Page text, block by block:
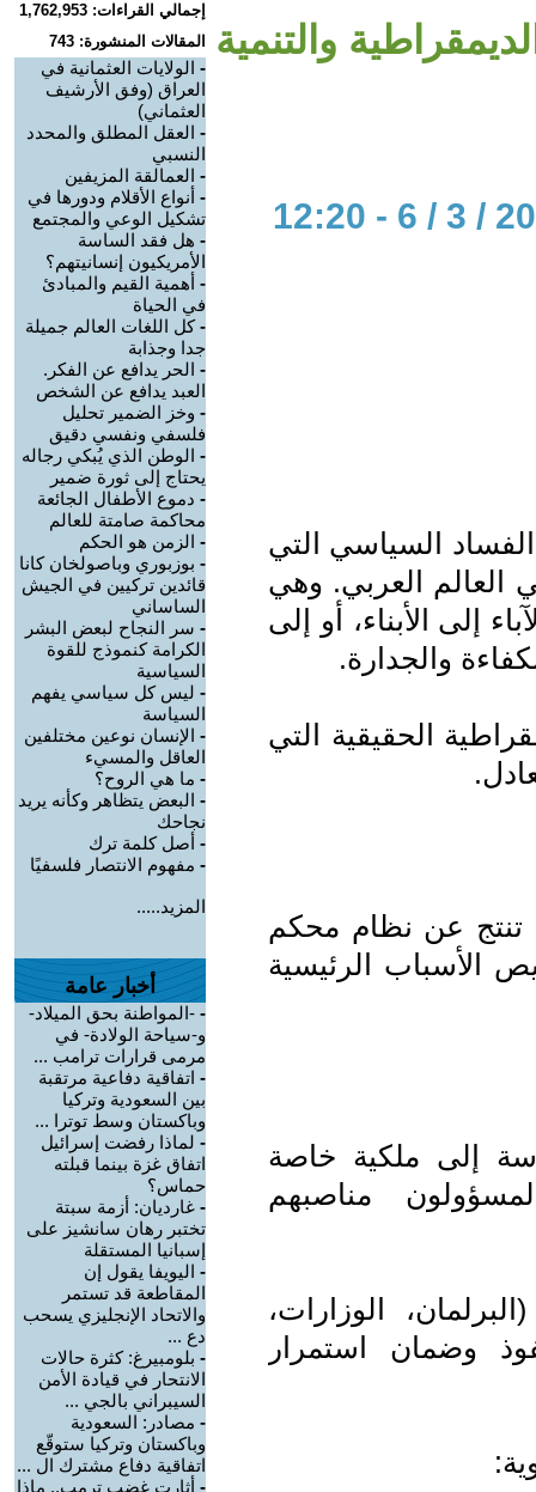
والتنمية
السياسي التي
العالم العربي. وهي
إلى الأبناء، أو إلى
والجدارة.
الحقيقية التي
تنتج عن نظام محكم
الأسباب الرئيسية
إلى ملكية خاصة
مناصبهم
الوزارات،
وضمان استمرار
إجمالي القراءات: 1,762,953
المقالات المنشورة: 743
- الولايات العثمانية في
العراق (وفق الأرشيف
العثماني)
- العقل المطلق والمحدد
النسبي
- العمالقة المزيفين
- أنواع الأقلام ودورها في
تشكيل الوعي والمجتمع
- هل فقد الساسة
الأمريكيون إنسانيتهم؟
- أهمية القيم والمبادئ
في الحياة
-كل اللغات العالم جميلة
جدا وجذابة
- الحر يدافع عن الفكر.
العبد يدافع عن الشخص
- وخز الضمير تحليل
فلسفي ونفسي دقيق
- الوطن الذي يُبكي رجاله
يحتاج إلى ثورة ضمير
- دموع الأطفال الجائعة
محاكمة صامتة للعالم
- الزمن هو الحكم
- بوزبوري وباصولخان كانا
قائدين تركيين في الجيش
الساساني
- سر النجاح لبعض البشر
الكرامة كنموذج للقوة
السياسية
- ليس كل سياسي يفهم
السياسة
- الإنسان نوعين مختلفين
العاقل والمسيء
- ما هي الروح؟
- البعض يتظاهر وكأنه يريد
نجاحك
- أصل كلمة ترك
- مفهوم الانتصار فلسفيًا
المزيد.....
أخبار عامة
- -المواطنة بحق الميلاد-
و-سياحة الولادة- في
مرمى قرارات ترامب ...
- اتفاقية دفاعية مرتقبة
بين السعودية وتركيا
وباكستان وسط توترا ...
- لماذا رفضت إسرائيل
اتفاق غزة بينما قبلته
حماس؟
- غارديان: أزمة سبتة
تختبر رهان سانشيز على
إسبانيا المستقلة
- اليويفا يقول إن
المقاطعة قد تستمر
والاتحاد الإنجليزي يسحب
دع ...
- بلومبيرغ: كثرة حالات
الانتحار في قيادة الأمن
السيبراني بالجي ...
- مصادر: السعودية
وباكستان وتركيا ستوقّع
اتفاقية دفاع مشترك ال ...
- أثارت غضب ترمب.. ماذا